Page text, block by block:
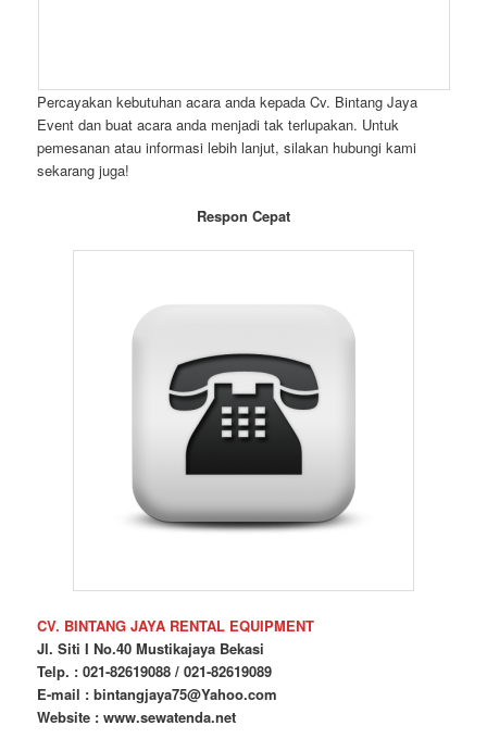
Percayakan kebutuhan acara anda kepada Cv. Bintang Jaya
Event dan buat acara anda menjadi tak terlupakan. Untuk
pemesanan atau informasi lebih lanjut, silakan hubungi kami
sekarang juga!
Respon Cepat
CV. BINTANG JAYA RENTAL EQUIPMENT
Jl. Siti I No.40 Mustikajaya Bekasi
Telp. : 021-82619088 / 021-82619089
E-mail : bintangjaya75@Yahoo.com
Website : www.sewatenda.net